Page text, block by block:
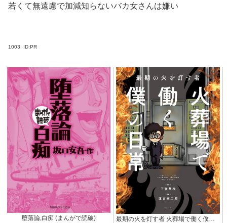
若くて無遠慮で加減知らないバカ女さんは嫌い
1003: ID:PR
堕落論,白痴 (まんがで読破)